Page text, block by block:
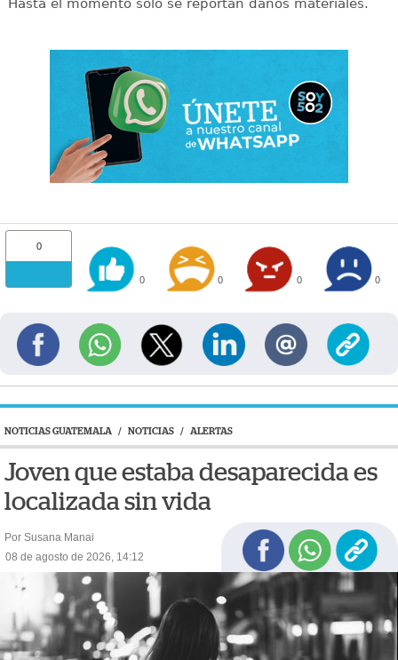
Hasta el momento solo se reportan daños materiales.
0
0 0 0 0
NOTICIAS GUATEMALA / NOTICIAS / ALERTAS
Joven que estaba desaparecida es
localizada sin vida
Por Susana Manai
08 de agosto de 2026, 14:12